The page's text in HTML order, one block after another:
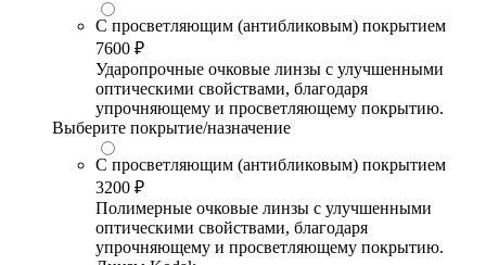
С просветляющим (антибликовым) покрытием
7600 ₽
Ударопрочные очковые линзы с улучшенными
оптическими свойствами, благодаря
упрочняющему и просветляющему покрытию.
Выберите покрытие/назначение
С просветляющим (антибликовым) покрытием
3200 ₽
Полимерные очковые линзы с улучшенными
оптическими свойствами, благодаря
упрочняющему и просветляющему покрытию.